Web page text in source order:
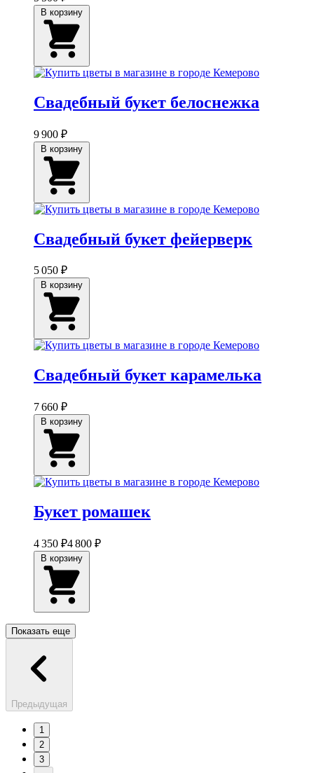
Свадебный букет белоснежка
9 900 ₽
Свадебный букет фейерверк
5 050 ₽
Свадебный букет карамелька
7 660 ₽
Букет ромашек
4 350 ₽4 800 ₽
Показать еще
Предыдущая
1
2
3